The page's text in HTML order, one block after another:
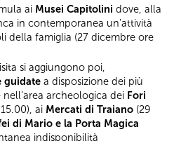
ai Musei Capitolini dove, alla
in contemporanea un’attività
della famiglia (27 dicembre ore
si aggiungono poi,
guidate a disposizione dei più
archeologica dei Fori
ai Mercati di Traiano (29
di Mario e la Porta Magica
indisponibilità